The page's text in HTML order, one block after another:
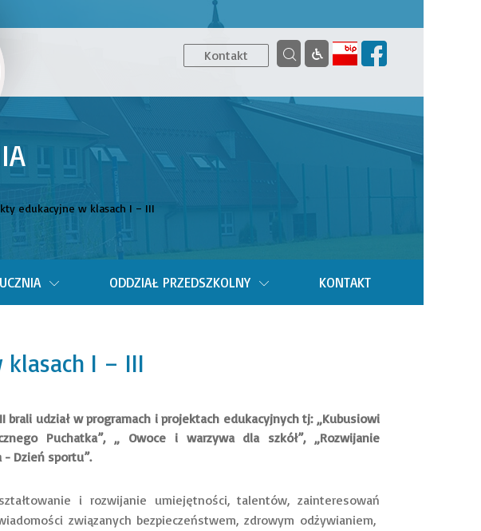
edukacyjne w klasach I – III
Kontakt
ODDZIAŁ PRZEDSZKOLNY KONTAKT
I – III
udział w programach i projektach edukacyjnych tj: „Kubusiowi
Puchatka”, „ Owoce i warzywa dla szkół”, „Rozwijanie
- Dzień sportu”.
i rozwijanie umiejętności, talentów, zainteresowań
związanych bezpieczeństwem, zdrowym odżywianiem,